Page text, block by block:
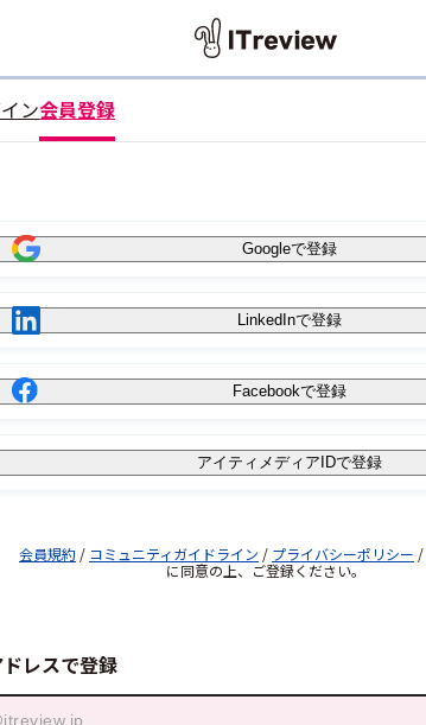
ン会員登録
Googleで登録
LinkedInで登録
Facebookで登録
アイティメディアIDで登録
会員規約 / コミュニティガイドライン / プライバシーポリシー /
に同意の上、ご登録ください。
レスで登録